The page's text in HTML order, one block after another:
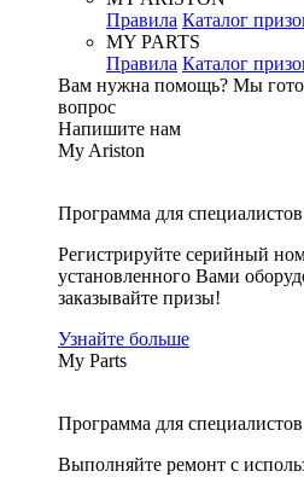
Правила Каталог
MY PARTS
Правила Каталог
Вам нужна помощь? Мы
вопрос
Напишите нам
My Ariston
Программа для
Регистрируйте серийный
установленного Вами
заказывайте призы!
Узнайте больше
My Parts
Программа для
Выполняйте ремонт с